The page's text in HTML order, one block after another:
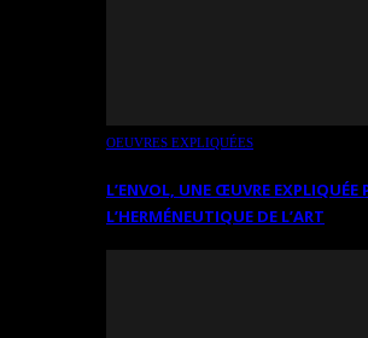
OEUVRES EXPLIQUÉES
L’ENVOL, UNE ŒUVRE EXPLIQUÉE
L’HERMÉNEUTIQUE DE L’ART